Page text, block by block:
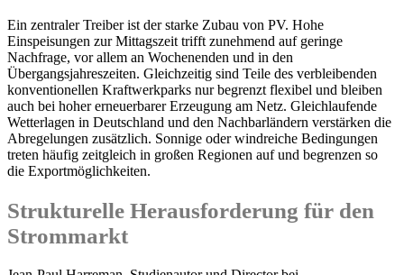
Ein zentraler Treiber ist der starke Zubau von PV. Hohe
Einspeisungen zur Mittagszeit trifft zunehmend auf geringe
Nachfrage, vor allem an Wochenenden und in den
Übergangsjahreszeiten. Gleichzeitig sind Teile des verbleibenden
konventionellen Kraftwerkparks nur begrenzt flexibel und bleiben
auch bei hoher erneuerbarer Erzeugung am Netz. Gleichlaufende
Wetterlagen in Deutschland und den Nachbarländern verstärken die
Abregelungen zusätzlich. Sonnige oder windreiche Bedingungen
treten häufig zeitgleich in großen Regionen auf und begrenzen so
die Exportmöglichkeiten.
Strukturelle Herausforderung für den
Strommarkt